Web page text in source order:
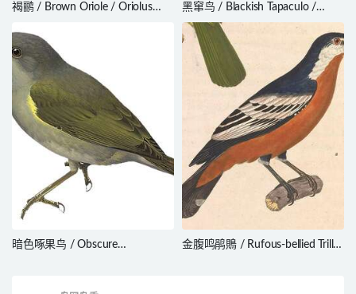
褐鹂 / Brown Oriole / Oriolus
黑窜鸟 / Blackish Tapaculo /
Scytalopus latrans
暗色啄果鸟 / Obscure
金腹鸣鹃鵙 / Rufous-bellied Triller